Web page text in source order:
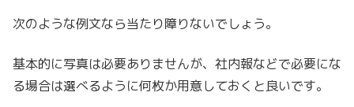
次のような例文なら当たり障りないでしょう。
基本的に写真は必要ありませんが、社内報などで必要にな
る場合は選べるように何枚か用意しておくと良いです。